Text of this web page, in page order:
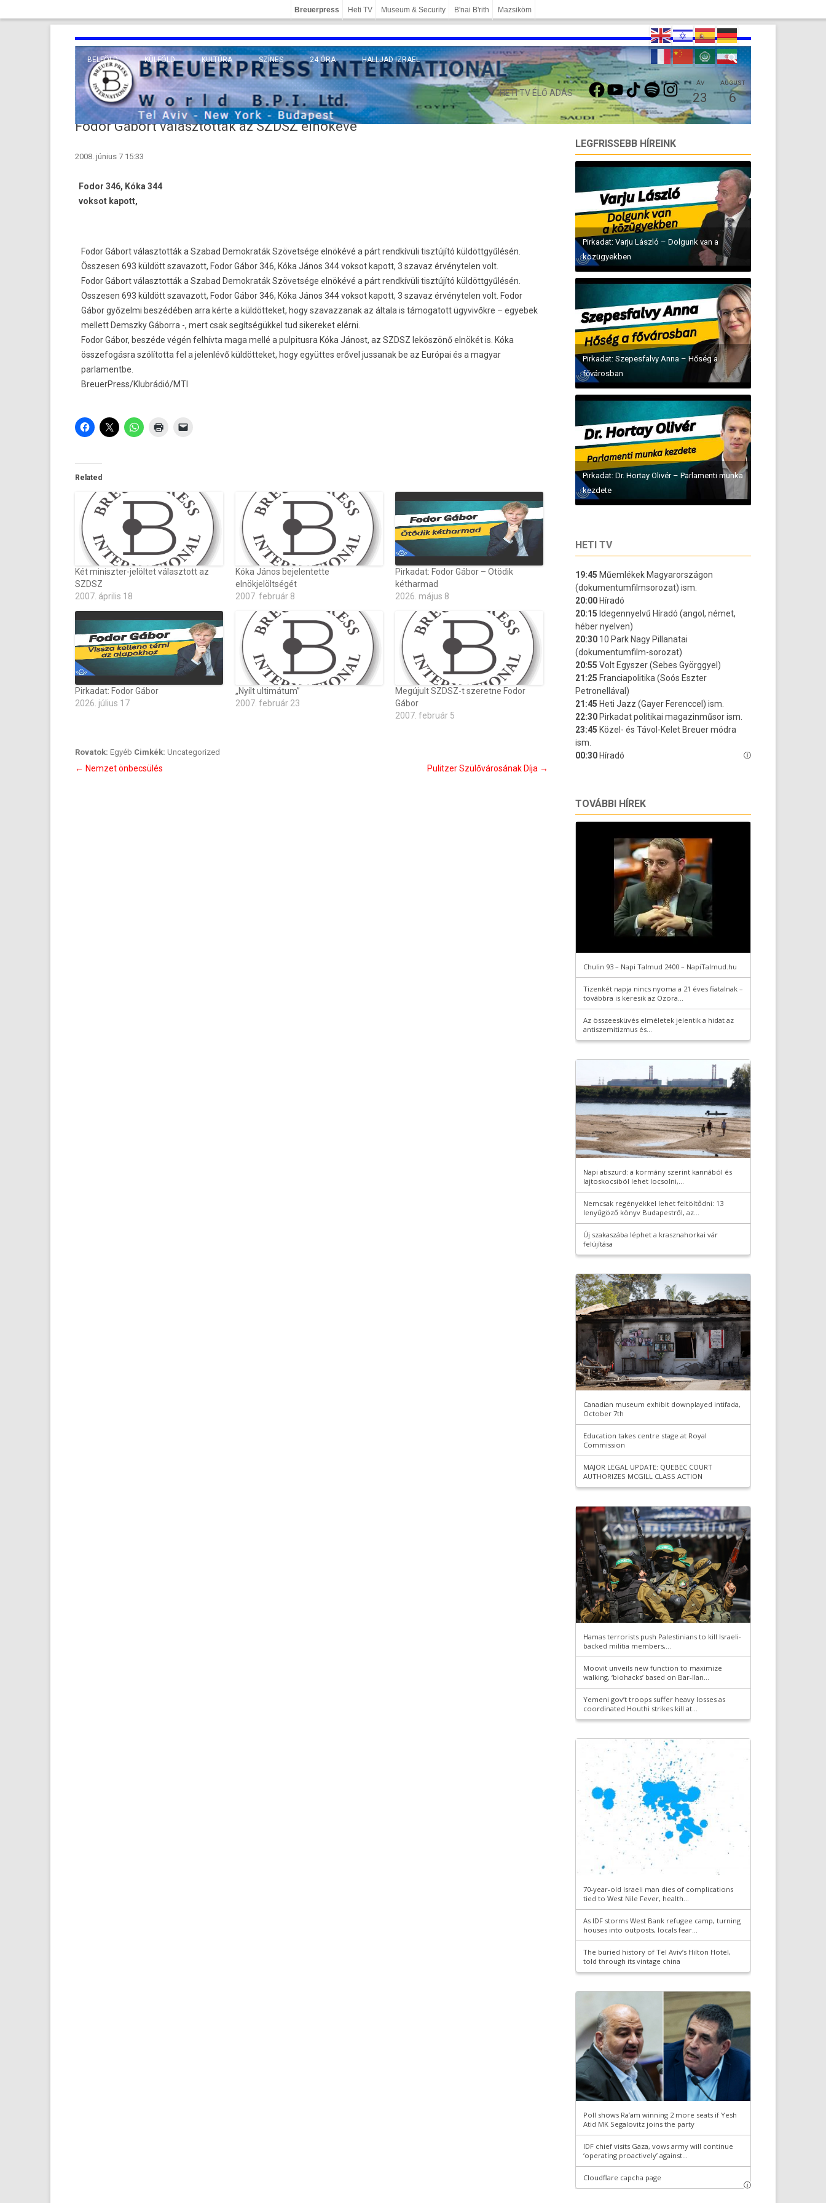
Breuerpress Heti TV Museum & Security B'nai B'rith Mazsiköm
BELFÖLD KÜLFÖLD
EURÓPA
KÖZEL-KELET
TENGERENTÚL
KULTÚRA
TUDOMÁNY
VALLÁS
SZÍNES 24 ÓRA HALLJAD IZRAEL
HETI TV ÉLŐ ADÁS
FACEBOOKYOUTUBETIKTOKSPOTIFYINSTAGRAMÁV
23
AUGUST
6
Fodor Gábort választották az SZDSZ elnökévé
2008. június 7 15:33
Fodor 346, Kóka 344
voksot kapott,
Fodor Gábort választották a Szabad Demokraták Szövetsége elnökévé a párt rendkívüli tisztújító küldöttgyűlésén.
Összesen 693 küldött szavazott, Fodor Gábor 346, Kóka János 344 voksot kapott, 3 szavaz érvénytelen volt.
Fodor Gábort választották a Szabad Demokraták Szövetsége elnökévé a párt rendkívüli tisztújító küldöttgyűlésén.
Összesen 693 küldött szavazott, Fodor Gábor 346, Kóka János 344 voksot kapott, 3 szavaz érvénytelen volt. Fodor
Gábor győzelmi beszédében arra kérte a küldötteket, hogy szavazzanak az általa is támogatott ügyvivőkre – egyebek
mellett Demszky Gáborra -, mert csak segítségükkel tud sikereket elérni.
Fodor Gábor, beszéde végén felhívta maga mellé a pulpitusra Kóka Jánost, az SZDSZ leköszönő elnökét is. Kóka
összefogásra szólította fel a jelenlévő küldötteket, hogy együttes erővel jussanak be az Európai és a magyar
parlamentbe.
BreuerPress/Klubrádió/MTI
Related
Két miniszter-jelöltet választott az
SZDSZ
2007. április 18
Kóka János bejelentette
elnökjelöltségét
2007. február 8
Pirkadat: Fodor Gábor – Ötödik
kétharmad
2026. május 8
Pirkadat: Fodor Gábor
2026. július 17
„Nyílt ultimátum”
2007. február 23
Megújult SZDSZ-t szeretne Fodor
Gábor
2007. február 5
Rovatok: Egyéb Cimkék: Uncategorized
Bejegyzés
← Nemzet önbecsülés Pulitzer Szülővárosának Díja →
LEGFRISSEBB HÍREINK
Pirkadat: Varju László – Dolgunk van a
közügyekben
Pirkadat: Szepesfalvy Anna – Hőség a
fővárosban
Pirkadat: Dr. Hortay Olivér – Parlamenti munka
kezdete
HETI TV
TOVÁBBI HÍREK